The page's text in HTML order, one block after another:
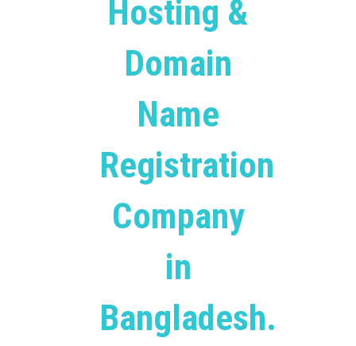
Hosting &
Domain
Name
Registration
Company
in
Bangladesh.